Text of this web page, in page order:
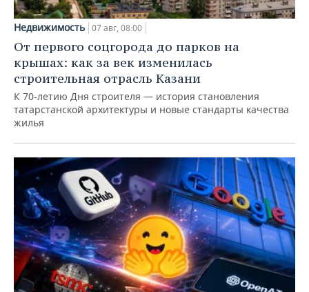
Недвижимость 07 авг, 08:00
От первого соцгорода до парков на
крышах: как за век изменилась
строительная отрасль Казани
К 70-летию Дня строителя — история становления
татарстанской архитектуры и новые стандарты качества
жилья